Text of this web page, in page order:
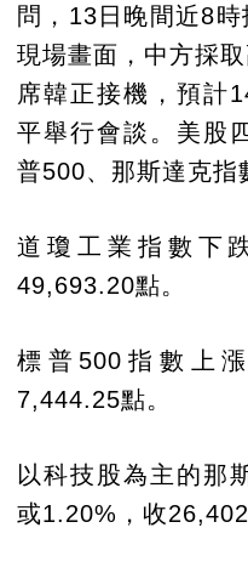
問，13日晚間近8
現場畫面，中方採
席韓正接機，預計
平舉行會談。美股
普500、那斯達克指
道瓊工業指數下
49,693.20點。
標普500指數上
7,444.25點。
以科技股為主的那
或1.20%，收